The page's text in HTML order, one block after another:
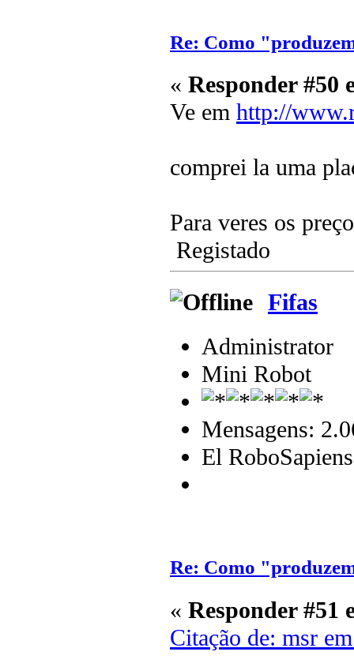
Re: Como
« Responder #50
Ve em http://
comprei la uma
Para veres os
Registado
Fifas
Administrator
Mini Robot
Mensagens:
El RoboSapiens
Re: Como
« Responder #51
Citação de: msr